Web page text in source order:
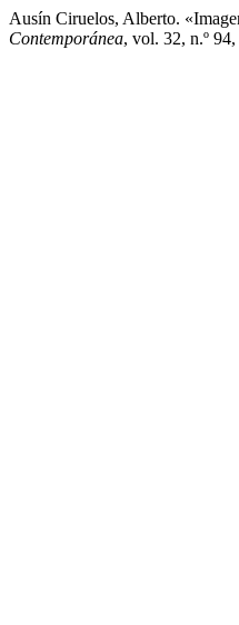
Ausín Ciruelos, Alberto.
Contemporánea, vol. 32, n.º